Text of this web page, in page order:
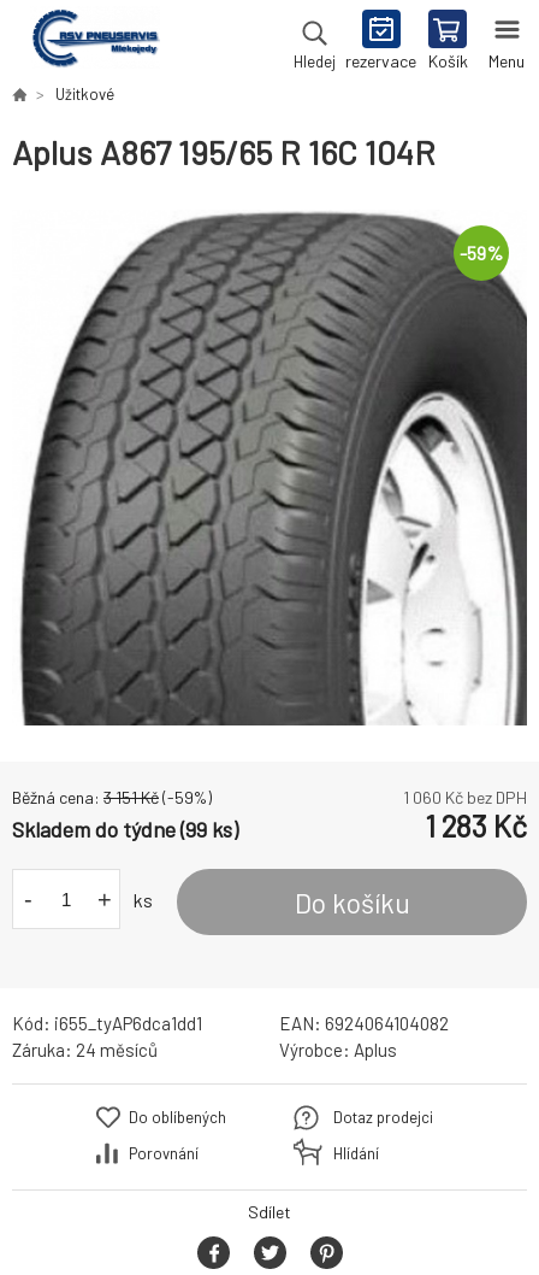
Hledej rezervace Košík Menu
Užitkové
Aplus A867 195/65 R 16C 104R
-59%
Běžná cena: 3 151Kč(-59%) 1 060 Kč bez DPH
Skladem do týdne (99 ks) 1 283 Kč
- + ks Do košíku
Kód: i655_tyAP6dca1dd1 EAN: 6924064104082
Záruka: 24 měsíců Výrobce: Aplus
Do oblíbených
Porovnání
Dotaz prodejci
Hlídání
Sdílet